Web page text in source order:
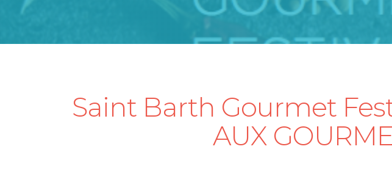
Saint Barth Gourmet
AUX